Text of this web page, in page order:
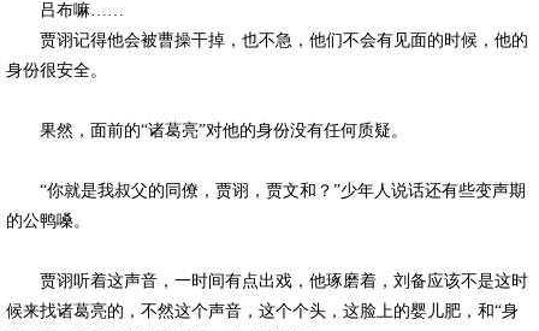
吕布嘛……
贾诩记得他会被曹操干掉，也不急，他们不会有见面的时候，他的
身份很安全。
果然，面前的“诸葛亮”对他的身份没有任何质疑。
“你就是我叔父的同僚，贾诩，贾文和？”少年人说话还有些变声期
的公鸭嗓。
贾诩听着这声音，一时间有点出戏，他琢磨着，刘备应该不是这时
候来找诸葛亮的，不然这个声音，这个个头，这脸上的婴儿肥，和“身